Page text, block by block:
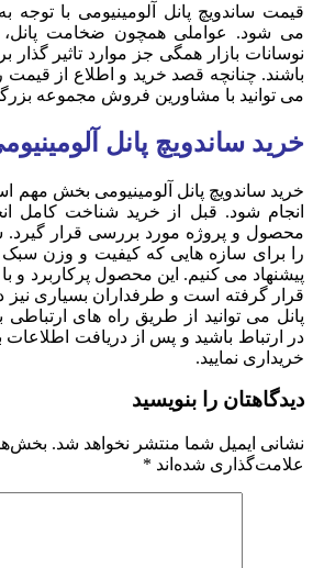
قیمت ساندویچ پانل آلومینیومی با توجه
می شود. عواملی همچون ضخامت پانل،
نوسانات بازار همگی جز موارد تاثیر
باشند. چنانچه قصد خرید و اطلاع از قیمت
می توانید با مشاورین فروش مجموعه
خرید ساندویچ پانل
خرید ساندویچ پانل آلومینیومی بخش مهم
انجام شود. قبل از خرید شناخت کامل
محصول و پروژه مورد بررسی قرار گیرد.
را برای سازه هایی که کیفیت و وزن سبک
پیشنهاد می کنیم. این محصول پرکاربرد و
قرار گرفته است و طرفداران بسیاری نیز
پانل می توانید از طریق راه های ارتباطی
در ارتباط باشید و پس از دریافت اطلاعات
خریداری نمایید.
دیدگاهتان را بنویسید
نشانی ایمیل شما منتشر نخواهد شد.
علامت‌گذاری شده‌اند *